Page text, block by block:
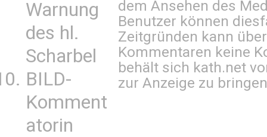
Warnung
des hl.
Scharbel
BILD-
Komment
atorin
dem Ansehen des
Benutzer können
Zeitgründen kann
Kommentaren keine
behält sich kath.net
zur Anzeige zu